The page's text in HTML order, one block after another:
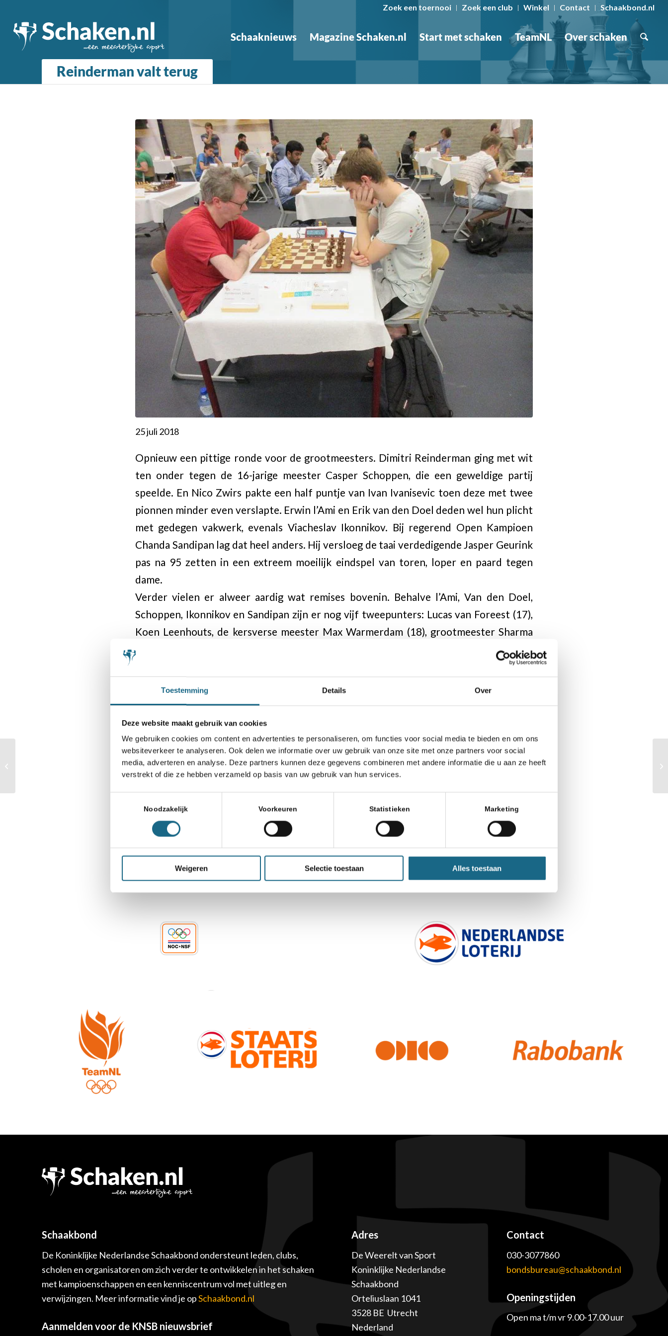
Toestemming Details Over
Deze website maakt gebruik van cookies
We gebruiken cookies om content en advertenties te personaliseren, om functies voor social media te bieden en om ons
websiteverkeer te analyseren. Ook delen we informatie over uw gebruik van onze site met onze partners voor social
media, adverteren en analyse. Deze partners kunnen deze gegevens combineren met andere informatie die u aan ze heeft
verstrekt of die ze hebben verzameld op basis van uw gebruik van hun services.
Noodzakelijk Voorkeuren Statistieken Marketing
Weigeren Selectie toestaan Alles toestaan
Zoek een toernooi Zoek een club Winkel Contact Schaakbond.nl
Schaaknieuws Magazine Schaken.nl Start met schaken TeamNL Over schaken
Reinderman valt terug
25 juli 2018
Opnieuw een pittige ronde voor de grootmeesters. Dimitri Reinderman ging met wit
ten onder tegen de 16-jarige meester Casper Schoppen, die een geweldige partij
speelde. En Nico Zwirs pakte een half puntje van Ivan Ivanisevic toen deze met twee
pionnen minder even verslapte. Erwin l’Ami en Erik van den Doel deden wel hun plicht
met gedegen vakwerk, evenals Viacheslav Ikonnikov. Bij regerend Open Kampioen
Chanda Sandipan lag dat heel anders. Hij versloeg de taai verdedigende Jasper Geurink
pas na 95 zetten in een extreem moeilijk eindspel van toren, loper en paard tegen
dame.
Verder vielen er alweer aardig wat remises bovenin. Behalve l’Ami, Van den Doel,
Schoppen, Ikonnikov en Sandipan zijn er nog vijf tweepunters: Lucas van Foreest (17),
Koen Leenhouts, de kersverse meester Max Warmerdam (18), grootmeester Sharma
Himanshu uit India en de eveneens piepjonge meester Liam Vrolijk (16).
Schaaknieuws
Deel dit stuk
Schaakbond
De Koninklijke Nederlandse Schaakbond ondersteunt leden, clubs,
scholen en organisatoren om zich verder te ontwikkelen in het schaken
met kampioenschappen en een kenniscentrum vol met uitleg en
verwijzingen. Meer informatie vind je opSchaakbond.nl
Aanmelden voor de KNSB nieuwsbrief
Adres
De Weerelt van Sport
Koninklijke Nederlandse
Schaakbond
Orteliuslaan 1041
3528 BE Utrecht
Nederland
Contact
030-3077860
bondsbureau@schaakbond.nl
Openingstijden
Open ma t/m vr 9.00-17.00 uur